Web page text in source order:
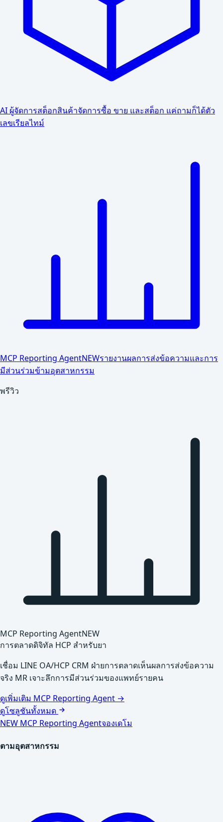
AI ผู้จัดการสต็อกสินค้าจัดการซื้อ ขาย และสต็อก แค่ถามก็ได้ตัว
เลขเรียลไทม์
MCP Reporting AgentNEWรายงานผลการส่งข้อความและการ
มีส่วนร่วมข้ามอุตสาหกรรม
พรีวิว
MCP Reporting AgentNEW
การตลาดดิจิทัล HCP สำหรับยา
เชื่อม LINE OA/HCP CRM ฝ่ายการตลาดเห็นผลการส่งข้อความ
จริง MR เจาะลึกการมีส่วนร่วมของแพทย์รายคน
ดูเพิ่มเติม MCP Reporting Agent →
ดูโซลูชันทั้งหมด
NEW MCP Reporting Agentจองเดโม
ตามอุตสาหกรรม